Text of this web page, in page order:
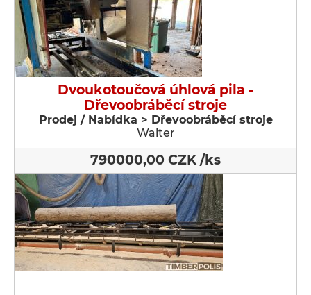
Dvoukotoučová úhlová pila -
Dřevoobráběcí stroje
Prodej / Nabídka > Dřevoobráběcí stroje
Walter
790000,00 CZK /ks